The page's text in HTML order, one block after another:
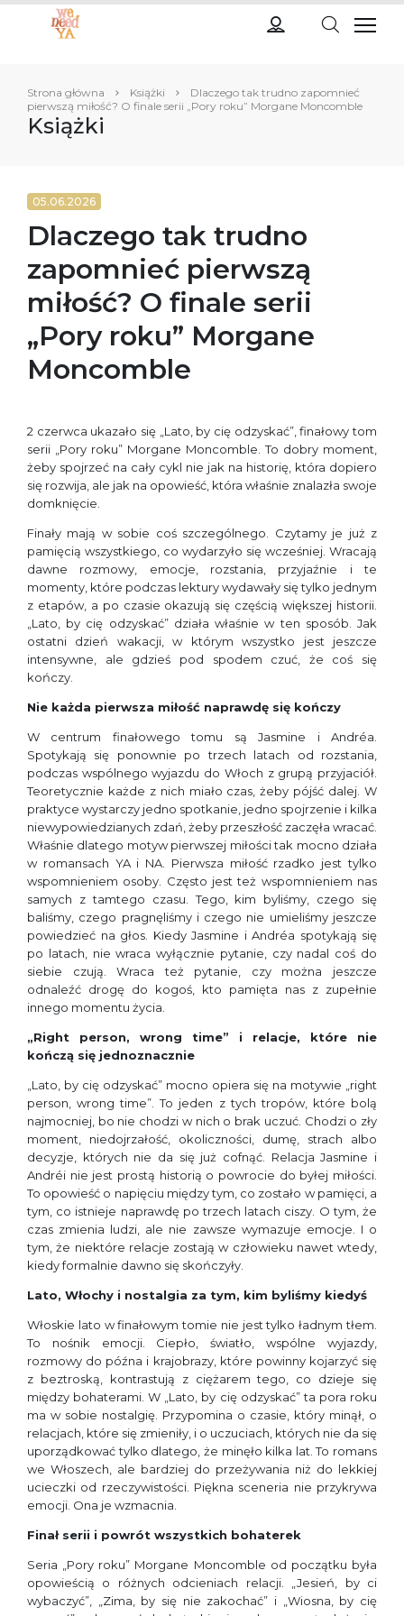
Strona główna Książki
Dlaczego tak trudno zapomnieć
pierwszą miłość? O finale serii „Pory roku” Morgane Moncomble
Książki
05.06.2026
Dlaczego tak trudno
zapomnieć pierwszą
miłość? O finale serii
„Pory roku” Morgane
Moncomble
2 czerwca ukazało się „Lato, by cię odzyskać”, finałowy tom
serii „Pory roku” Morgane Moncomble. To dobry moment,
żeby spojrzeć na cały cykl nie jak na historię, która dopiero
się rozwija, ale jak na opowieść, która właśnie znalazła swoje
domknięcie.
Finały mają w sobie coś szczególnego. Czytamy je już z
pamięcią wszystkiego, co wydarzyło się wcześniej. Wracają
dawne rozmowy, emocje, rozstania, przyjaźnie i te
momenty, które podczas lektury wydawały się tylko jednym
z etapów, a po czasie okazują się częścią większej historii.
„Lato, by cię odzyskać” działa właśnie w ten sposób. Jak
ostatni dzień wakacji, w którym wszystko jest jeszcze
intensywne, ale gdzieś pod spodem czuć, że coś się
kończy.
Nie każda pierwsza miłość naprawdę się kończy
W centrum finałowego tomu są Jasmine i Andréa.
Spotykają się ponownie po trzech latach od rozstania,
podczas wspólnego wyjazdu do Włoch z grupą przyjaciół.
Teoretycznie każde z nich miało czas, żeby pójść dalej. W
praktyce wystarczy jedno spotkanie, jedno spojrzenie i kilka
niewypowiedzianych zdań, żeby przeszłość zaczęła wracać.
Właśnie dlatego motyw pierwszej miłości tak mocno działa
w romansach YA i NA. Pierwsza miłość rzadko jest tylko
wspomnieniem osoby. Często jest też wspomnieniem nas
samych z tamtego czasu. Tego, kim byliśmy, czego się
baliśmy, czego pragnęliśmy i czego nie umieliśmy jeszcze
powiedzieć na głos. Kiedy Jasmine i Andréa spotykają się
po latach, nie wraca wyłącznie pytanie, czy nadal coś do
siebie czują. Wraca też pytanie, czy można jeszcze
odnaleźć drogę do kogoś, kto pamięta nas z zupełnie
innego momentu życia.
„Right person, wrong time” i relacje, które nie
kończą się jednoznacznie
„Lato, by cię odzyskać” mocno opiera się na motywie „right
person, wrong time”. To jeden z tych tropów, które bolą
najmocniej, bo nie chodzi w nich o brak uczuć. Chodzi o zły
moment, niedojrzałość, okoliczności, dumę, strach albo
decyzje, których nie da się już cofnąć. Relacja Jasmine i
Andréi nie jest prostą historią o powrocie do byłej miłości.
To opowieść o napięciu między tym, co zostało w pamięci, a
tym, co istnieje naprawdę po trzech latach ciszy. O tym, że
czas zmienia ludzi, ale nie zawsze wymazuje emocje. I o
tym, że niektóre relacje zostają w człowieku nawet wtedy,
kiedy formalnie dawno się skończyły.
Lato, Włochy i nostalgia za tym, kim byliśmy kiedyś
Włoskie lato w finałowym tomie nie jest tylko ładnym tłem.
To nośnik emocji. Ciepło, światło, wspólne wyjazdy,
rozmowy do późna i krajobrazy, które powinny kojarzyć się
z beztroską, kontrastują z ciężarem tego, co dzieje się
między bohaterami. W „Lato, by cię odzyskać” ta pora roku
ma w sobie nostalgię. Przypomina o czasie, który minął, o
relacjach, które się zmieniły, i o uczuciach, których nie da się
uporządkować tylko dlatego, że minęło kilka lat. To romans
we Włoszech, ale bardziej do przeżywania niż do lekkiej
ucieczki od rzeczywistości. Piękna sceneria nie przykrywa
emocji. Ona je wzmacnia.
Finał serii i powrót wszystkich bohaterek
Seria „Pory roku” Morgane Moncomble od początku była
opowieścią o różnych odcieniach relacji. „Jesień, by ci
wybaczyć”, „Zima, by się nie zakochać” i „Wiosna, by cię